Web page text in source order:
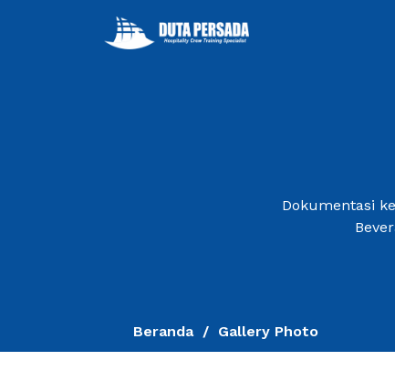
Dokumentasi
Beranda Gallery Photo